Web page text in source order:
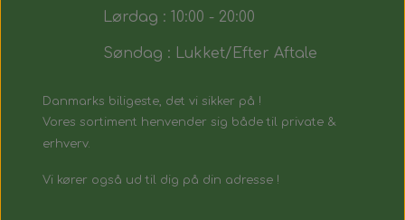
Lørdag : 10:00 - 20:00
Søndag : Lukket/Efter Aftale
Danmarks biligeste, det vi sikker på !
Vores sortiment henvender sig både til private &
erhverv.
Vi kører også ud til dig på din adresse !